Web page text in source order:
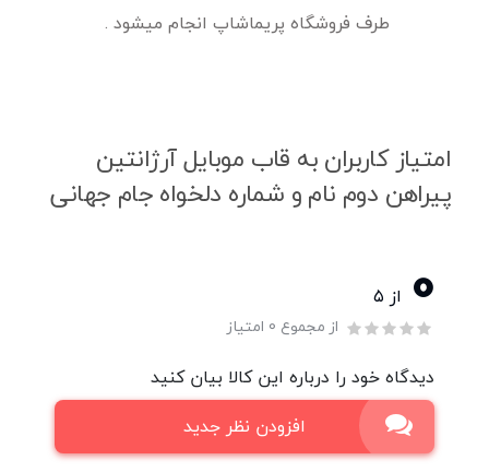
طرف فروشگاه پریماشاپ انجام میشود .
امتیاز کاربران به قاب موبایل آرژانتین
پیراهن دوم نام و شماره دلخواه جام جهانی
0 از ۵
از مجموع 0 امتیاز
دیدگاه خود را درباره این کالا بیان کنید
افزودن نظر جدید